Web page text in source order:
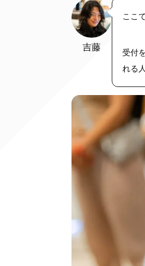
OLYMPUS
DIGITAL
吉藤
ここ
受付
れる